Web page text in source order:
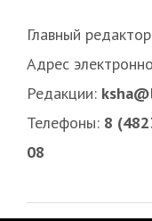
Главный
Адрес
Редакции:
Телефоны: 8
08